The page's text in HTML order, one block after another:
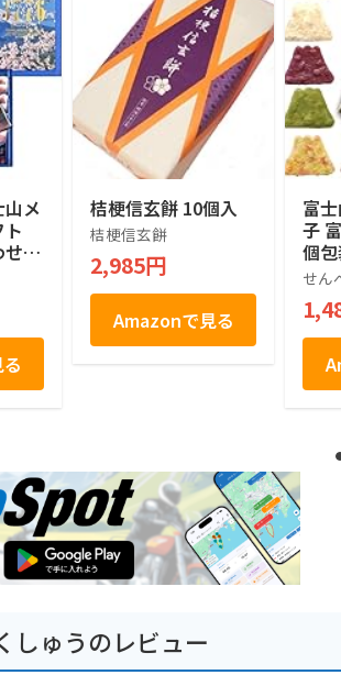
山メ
せ
桔梗信玄餅 10個入
桔梗信玄餅
2,985円
Amazonで見る
富
子
個
くち
枚
せん
しゅうのレビュー